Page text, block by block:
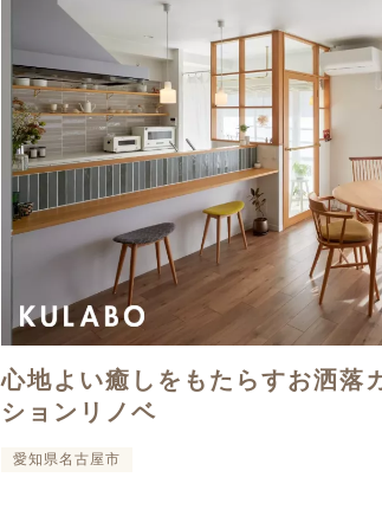
心地よい癒しをもたらすお洒落
ションリノベ
愛知県名古屋市